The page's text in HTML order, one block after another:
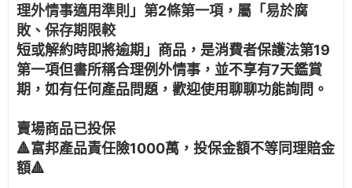
理外情事適用準則」第2條第一項，屬「易於腐
敗、保存期限較
短或解約時即將逾期」商品，是消費者保護法第19
第一項但書所稱合理例外情事，並不享有7天鑑賞
期，如有任何產品問題，歡迎使用聊聊功能詢問。
賣場商品已投保
🔺富邦產品責任險1000萬，投保金額不等同理賠金
額🔺